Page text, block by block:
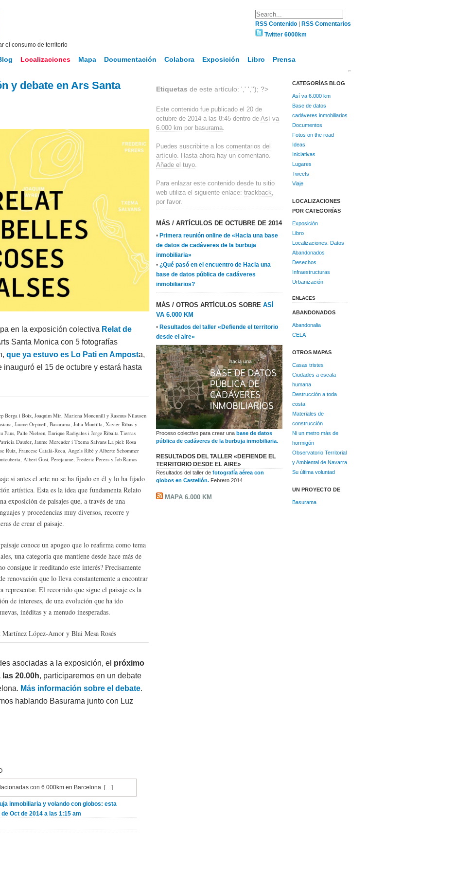
el consumo de territorio
RSS Contenido
RSS Comentarios
Twitter 6000km
Localizaciones Mapa Documentación Colabora Exposición Libro Prensa
y debate en Ars Santa
en la exposición colectiva Relat de
Santa Monica con 5 fotografías
que ya estuvo es Lo Pati en Amposta,
inauguró el 15 de octubre y estará hasta
Berga i Boix, Joaquim Mir, Mariona Moncunill y Rasmus Nilausen
Jaume Orpinell, Basurama, Julia Montilla, Xavier Ribas y
Faus, Palle Nielsen, Enrique Radigales i Jorge Ribalta Tierras
Dauder, Jaume Mercader i Txema Salvans La piel: Rosa
Ruiz, Francesc Català-Roca, Angels Ribé y Alberto Schommer
Albert Gusi, Perejaume, Frederic Perers y Job Ramos
si antes el arte no se ha fijado en él y lo ha fijado
artística. Esta es la idea que fundamenta Relato
exposición de paisajes que, a través de una
y procedencias muy diversos, recorre y
de crear el paisaje.
conoce un apogeo que lo reafirma como tema
una categoría que mantiene desde hace más de
consigue ir reeditando este interés? Precisamente
renovación que lo lleva constantemente a encontrar
representar. El recorrido que sigue el paisaje es la
de intereses, de una evolución que ha ido
inéditas y a menudo inesperadas.
López-Amor y Blai Mesa Rosés
asociadas a la exposición, el próximo
20.00h, participaremos en un debate
Más información sobre el debate.
hablando Basurama junto con Luz
con 6.000km en Barcelona. […]
inmobiliaria y volando con globos: esta
de Oct de 2014 a las 1:15 am
Etiquetas de este artículo: ',' ',''); ?>
Este contenido fue publicado el 20 de
octubre de 2014 a las 8:45 dentro de Así va
6.000 km por basurama.
Puedes suscribirte a los comentarios del
artículo. Hasta ahora hay un comentario.
Añade el tuyo.
Para enlazar este contenido desde tu sitio
web utiliza el siguiente enlace: trackback,
por favor.
MÁS / ARTÍCULOS DE OCTUBRE DE 2014
• Primera reunión online de «Hacia una base
de datos de cadáveres de la burbuja
inmobiliaria»
• ¿Qué pasó en el encuentro de Hacia una
base de datos pública de cadáveres
inmobiliarios?
MÁS / OTROS ARTÍCULOS SOBRE ASÍ
VA 6.000 KM
• Resultados del taller «Defiende el territorio
desde el aire»
Proceso colectivo para crear una base de datos
pública de cadáveres de la burbuja inmobiliaria.
RESULTADOS DEL TALLER «DEFIENDE EL
TERRITORIO DESDE EL AIRE»
Resultados del taller de fotografía aérea con
globos en Castellón. Febrero 2014
MAPA 6.000 KM
CATEGORÍAS BLOG
Así va 6.000 km
Base de datos
cadáveres inmobiliarios
Documentos
Fotos on the road
Ideas
Iniciativas
Lugares
Tweets
Viaje
LOCALIZACIONES
POR CATEGORÍAS
Exposición
Libro
Localizaciones. Datos
Abandonados
Desechos
Infraestructuras
Urbanización
ENLACES
ABANDONADOS
Abandonalia
CELA
OTROS MAPAS
Casas tristes
Ciudades a escala
humana
Destrucción a toda
costa
Materiales de
construcción
Ni un metro más de
hormigón
Observatorio Territorial
y Ambiental de Navarra
Su última voluntad
UN PROYECTO DE
Basurama